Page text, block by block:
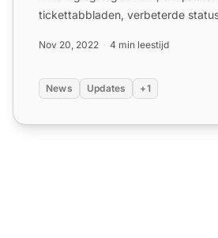
tickettabbladen, verbeterde
Nov 20, 2022 4 min leestijd
News Updates +1